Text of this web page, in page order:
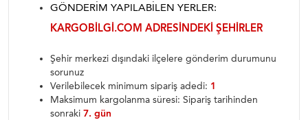
GÖNDERIM YAPILABILEN YERLER:
KARGOBILGI.COM ADRESINDEKI ŞEHIRLER
Şehir merkezi dışındaki ilçelere gönderim durumunu
sorunuz
Verilebilecek minimum sipariş adedi: 1
Maksimum kargolanma süresi: Sipariş tarihinden
sonraki 7. gün